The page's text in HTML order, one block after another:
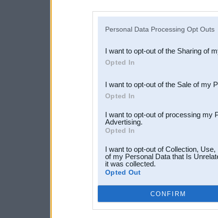
Downstream Participants
third parties.
Personal Data Processing Opt Outs
I want to opt-out of the Sharing of
Opted In
I want to opt-out of the Sale of my
Opted In
I want to opt-out of processing my
Advertising.
Opted In
I want to opt-out of Collection,
of my Personal Data that Is
it was collected.
Opted Out
CONFIRM